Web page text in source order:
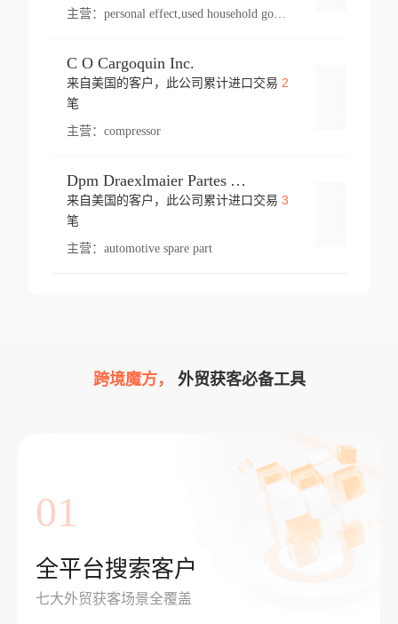
主营： personal effect,used household goods
C O Cargoquin Inc.
来自美国的客户，此公司累计进口交易 2
笔
主营： compressor
Dpm Draexlmaier Partes Automotrices Corr Ind Huejotzingo
来自美国的客户，此公司累计进口交易 3
笔
主营： automotive spare part
跨境魔方， 外贸获客必备工具
01
全平台搜索客户
七大外贸获客场景全覆盖